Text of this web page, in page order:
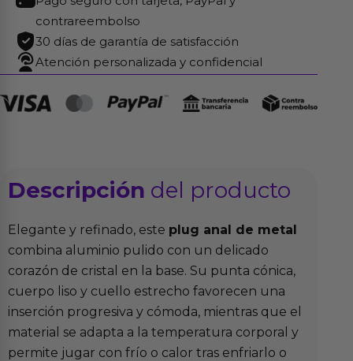
Claro
cantidad
contrareembolso
30 días de garantía de satisfacción
Atención personalizada y confidencial
Descripción del producto
Elegante y refinado, este plug anal de metal
combina aluminio pulido con un delicado
corazón de cristal en la base. Su punta cónica,
cuerpo liso y cuello estrecho favorecen una
inserción progresiva y cómoda, mientras que el
material se adapta a la temperatura corporal y
permite jugar con frío o calor tras enfriarlo o